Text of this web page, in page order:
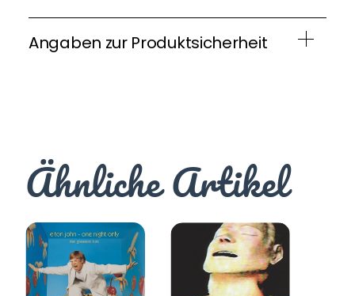
Angaben zur Produktsicherheit
Ähnliche Artikel